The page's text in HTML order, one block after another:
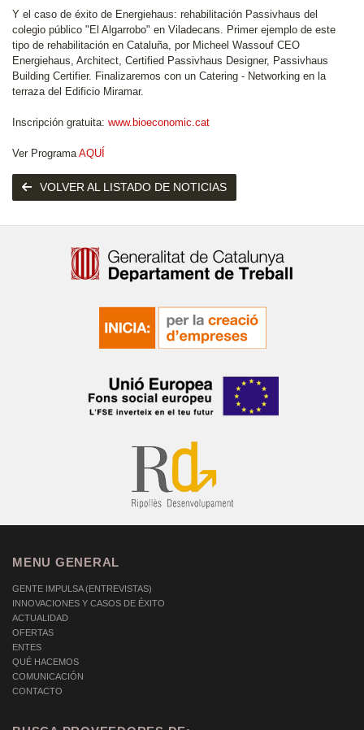
Y el caso de éxito de Energiehaus: rehabilitación Passivhaus del
colegio público "El Algarrobo" en Viladecans. Primer ejemplo de este
tipo de rehabilitación en Cataluña, por Micheel Wassouf CEO
Energiehaus, Architect, Certified Passivhaus Designer, Passivhaus
Building Certifier. Finalizaremos con un Catering - Networking en la
terraza del Edificio Miramar.
Inscripción gratuita: www.bioeconomic.cat
Ver ProgramaAQUÍ
VOLVER AL LISTADO DE NOTICIAS
MENU GENERAL
GENTE IMPULSA (ENTREVISTAS)
INNOVACIONES Y CASOS DE ÉXITO
ACTUALIDAD
OFERTAS
ENTES
QUÉ HACEMOS
COMUNICACIÓN
CONTACTO